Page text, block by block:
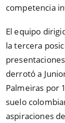
competencia
El equipo
la tercera
derrotó a
Palmeiras por
suelo
aspiraciones